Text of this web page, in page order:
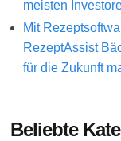
meisten
Mit
RezeptAssist
für die Zukunft
Beliebte